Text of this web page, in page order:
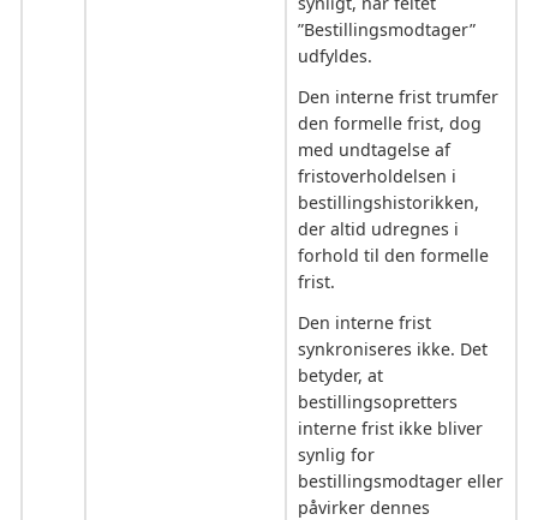
”Bestillingsmodtager”
udfyldes.
Den interne frist trumfer
den formelle frist, dog
med undtagelse af
fristoverholdelsen i
bestillingshistorikken,
der altid udregnes i
forhold til den formelle
frist.
Den interne frist
synkroniseres ikke. Det
betyder, at
bestillingsopretters
interne frist ikke bliver
synlig for
bestillingsmodtager eller
påvirker dennes